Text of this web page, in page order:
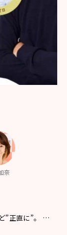
奈
”正直に”。 …